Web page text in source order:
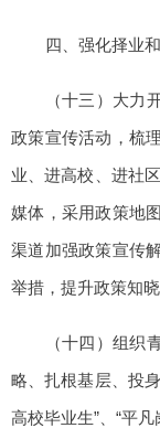
四、强化择业
（十三）大力
政策宣传活动，梳
业、进高校、进社
媒体，采用政策地
渠道加强政策宣传
举措，提升政策知
（十四）组织
略、扎根基层、投
高校毕业生”、“平